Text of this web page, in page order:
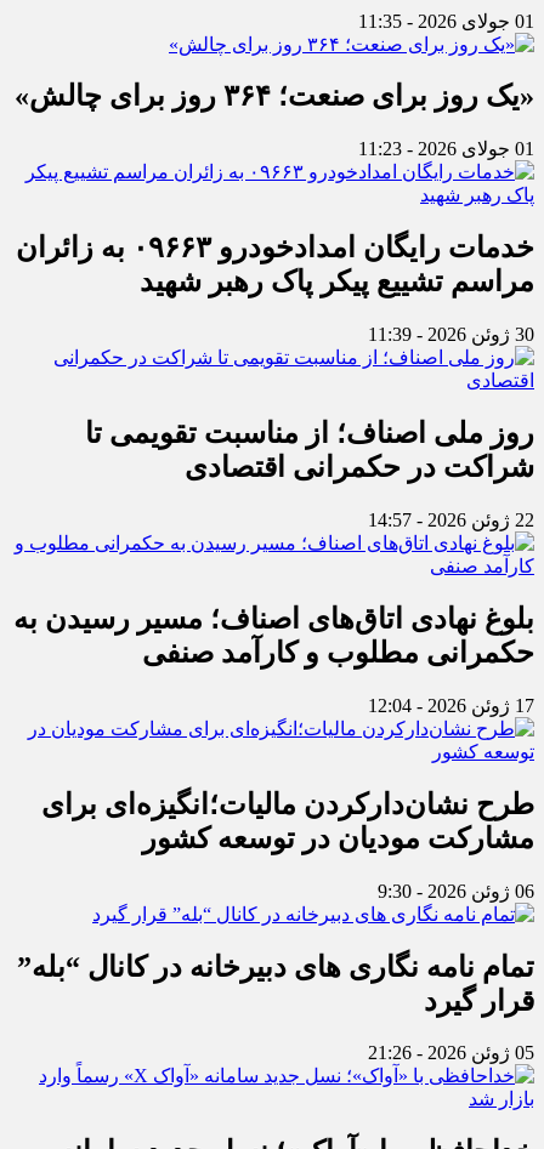
01 جولای 2026 - 11:35
«یک روز برای صنعت؛ ۳۶۴ روز برای چالش»
01 جولای 2026 - 11:23
خدمات رایگان امدادخودرو ۰۹۶۶۳ به زائران
مراسم تشییع پیکر پاک رهبر شهید
30 ژوئن 2026 - 11:39
روز ملی اصناف؛ از مناسبت تقویمی تا
شراکت در حکمرانی اقتصادی
22 ژوئن 2026 - 14:57
بلوغ نهادی اتاق‌های اصناف؛ مسیر رسیدن به
حکمرانی مطلوب و کارآمد صنفی
17 ژوئن 2026 - 12:04
طرح نشان‌دارکردن مالیات؛انگیزه‌ای برای
مشارکت مودیان در توسعه کشور
06 ژوئن 2026 - 9:30
تمام نامه نگاری های دبیرخانه در کانال “بله”
قرار گیرد
05 ژوئن 2026 - 21:26